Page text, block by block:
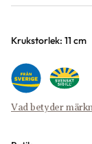
Varianter
Krukstorlek: 11 cm
Vad betyder